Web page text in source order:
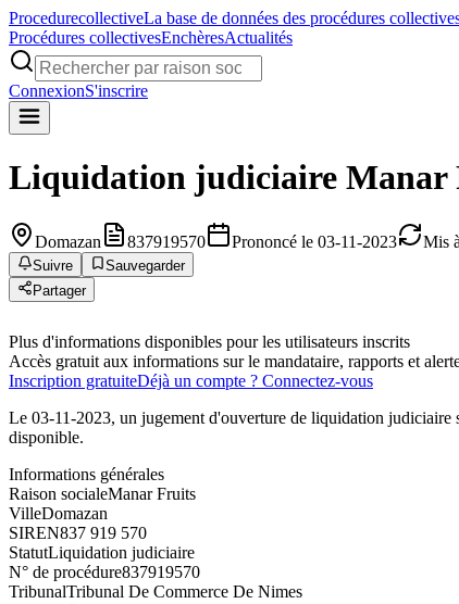
ProcedurecollectiveLa base de données des procédures
Procédures collectivesEnchèresActualités
ConnexionS'inscrire
Liquidation judiciaire Manar
Domazan 837919570 Prononcé le 03-11-2023 Mis
Suivre
Sauvegarder
Partager
Plus d'informations disponibles pour les utilisateurs inscrits
Accès gratuit aux informations sur le mandataire, rapports et
Inscription gratuiteDéjà un compte ? Connectez-vous
Le 03-11-2023, un jugement d'ouverture de liquidation judiciaire
disponible.
Informations générales
Raison socialeManar Fruits
VilleDomazan
SIREN837 919 570
StatutLiquidation judiciaire
N° de procédure837919570
TribunalTribunal De Commerce De Nimes